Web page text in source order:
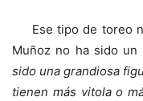
Ese tipo de toreo
Muñoz no ha sido
sido una grandiosa
tienen más vitola o